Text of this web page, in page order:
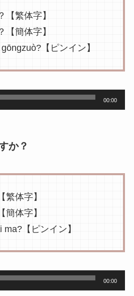
【繁体字】
【簡体字】
【ピンイン】
00:00
か？
繁体字】
簡体字】
【ピンイン】
00:00